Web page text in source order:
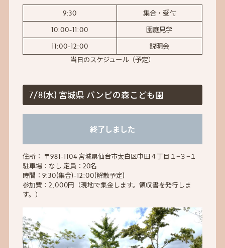
9:30
集合・受付
10:00-11:00
園庭見学
11:00-12:00
説明会
当日のスケジュール（予定）
7/8(水) 宮城県 バンビの森こども園
終了しました
住所： 〒981-1104 宮城県仙台市太白区中田４丁目１−３−１
駐車場：なし 定員：20名
時間：9:30(集合)-12:00(解散予定)
参加費：2,000円（現地で集金します。領収書を発行しま
す。）